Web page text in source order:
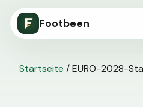
Footbeen
Startseite /EURO-2028-